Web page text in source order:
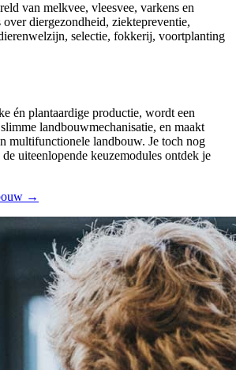
van melkvee, vleesvee, varkens en
diergezondheid, ziektepreventie,
selectie, fokkerij, voortplanting
én plantaardige productie, wordt een
landbouwmechanisatie, en maakt
multifunctionele landbouw. Je toch nog
uiteenlopende keuzemodules ontdek je
→